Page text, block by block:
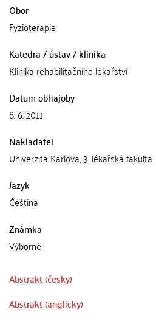
Obor
Fyzioterapie
Katedra / ústav / klinika
Klinika rehabilitačního lékařství
Datum obhajoby
8. 6. 2011
Nakladatel
Univerzita Karlova, 3. lékařská fakulta
Jazyk
Čeština
Známka
Výborně
Abstrakt (česky)
Abstrakt (anglicky)